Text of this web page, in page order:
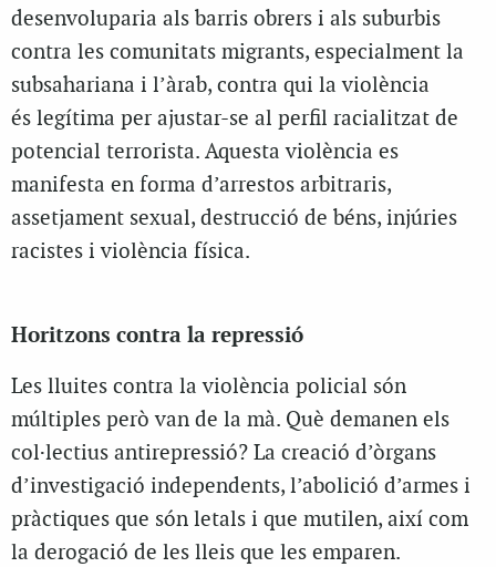
desenvoluparia als barris obrers i als suburbis
contra les comunitats migrants, especialment la
subsahariana i l’àrab, contra qui la violència
és legítima per ajustar-se al perfil racialitzat de
potencial terrorista. Aquesta violència es
manifesta en forma d’arrestos arbitraris,
assetjament sexual, destrucció de béns, injúries
racistes i violència física.
Horitzons contra la repressió
Les lluites contra la violència policial són
múltiples però van de la mà. Què demanen els
col·lectius antirepressió? La creació d’òrgans
d’investigació independents, l’abolició d’armes i
pràctiques que són letals i que mutilen, així com
la derogació de les lleis que les emparen.